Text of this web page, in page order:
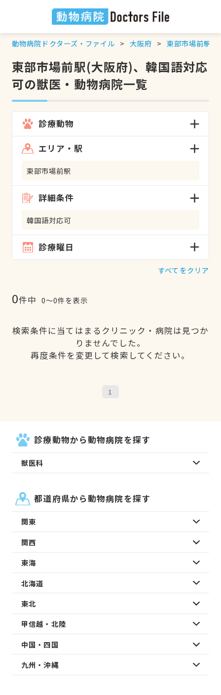
動物病院ドクターズ・ファイル 大阪府 東部市場前駅
東部市場前駅(大阪府)、韓国語対応
可の獣医・動物病院一覧
診療動物
エリア・駅
東部市場前駅
詳細条件
韓国語対応可
診療曜日
すべてをクリア
0件中 0〜0件を表示
検索条件に当てはまるクリニック・病院は見つか
りませんでした。
再度条件を変更して検索してください。
1
診療動物から動物病院を探す
獣医科
都道府県から動物病院を探す
関東
関西
東海
北海道
東北
甲信越・北陸
中国・四国
九州・沖縄